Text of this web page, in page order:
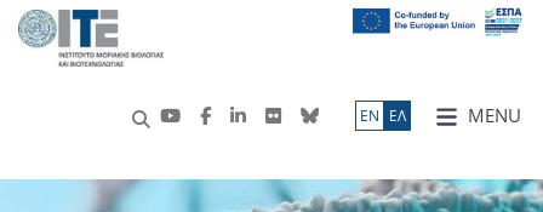
MENU
ΕN ΕΛ